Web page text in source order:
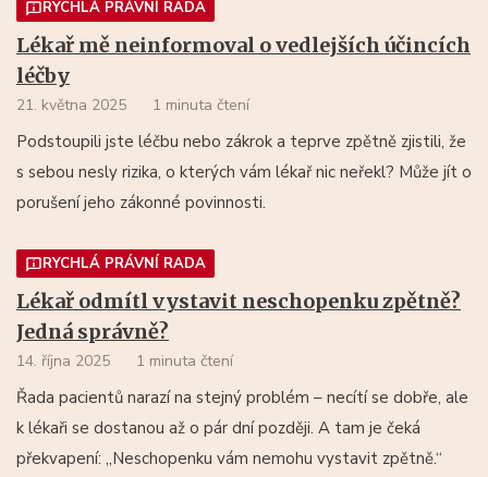
RYCHLÁ PRÁVNÍ RADA
Lékař mě neinformoval o vedlejších účincích
léčby
21. května 2025 1 minuta čtení
Podstoupili jste léčbu nebo zákrok a teprve zpětně zjistili, že
s sebou nesly rizika, o kterých vám lékař nic neřekl? Může jít o
porušení jeho zákonné povinnosti.
RYCHLÁ PRÁVNÍ RADA
Lékař odmítl vystavit neschopenku zpětně?
Jedná správně?
14. října 2025 1 minuta čtení
Řada pacientů narazí na stejný problém – necítí se dobře, ale
k lékaři se dostanou až o pár dní později. A tam je čeká
překvapení: „Neschopenku vám nemohu vystavit zpětně.“